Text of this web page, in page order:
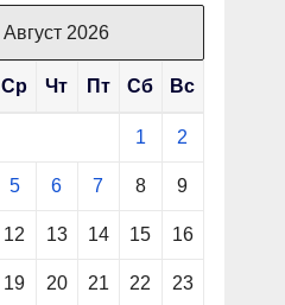
Август 2026
Ср Чт Пт Сб Вс
1 2
5 6 7 8 9
12 13 14 15 16
19 20 21 22 23